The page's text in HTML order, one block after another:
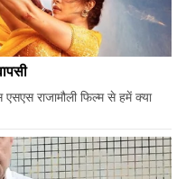
एसएस राजामौली फिल्म से हमें क्या